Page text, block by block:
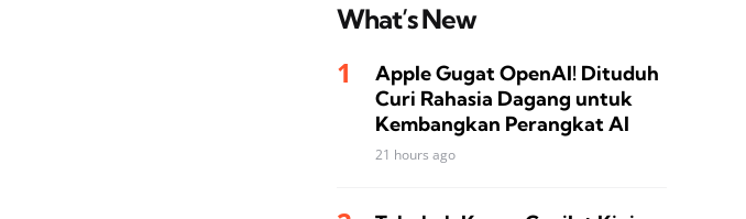
What’s New
Apple Gugat OpenAI! Dituduh
Curi Rahasia Dagang untuk
Kembangkan Perangkat AI
21 hours ago